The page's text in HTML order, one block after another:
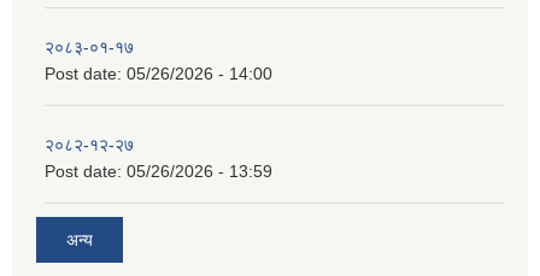
२०८३-०१-१७
Post date: 05/26/2026 - 14:00
२०८२-१२-२७
Post date: 05/26/2026 - 13:59
अन्य